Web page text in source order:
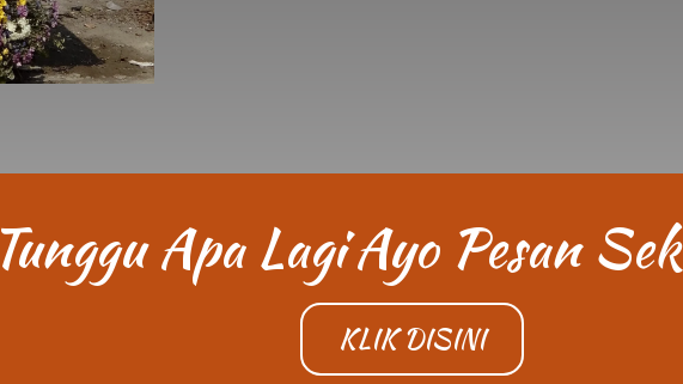
Tunggu Apa LagiAyo Pesan
KLIK DISINI